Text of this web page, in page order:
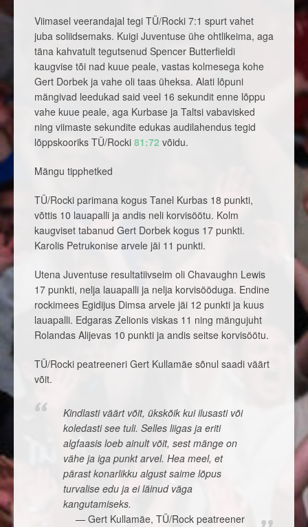
Viimasel veerandajal tegi TÜ/Rocki 7:1 spurt vahet
juba soliidsemaks. Kuigi Juventuse ühe ohtlikeima, aga
täna kahvatult tegutsenud Spencer Butterfieldi
kaugvise tõi nad kuue peale, vastas kolmesega kohe
Gert Dorbek ja vahe oli taas üheksa. Alati lõpuni
mängivad leedukad said veel 16 sekundit enne lõppu
vahe kuue peale, aga Kurbase ja Taltsi vabavisked
ning viimaste sekundite edukas audilahendus tegid
lõppskooriks TÜ/Rocki 81:72 võidu.
Mängu tipphetked
TÜ/Rocki parimana kogus Tanel Kurbas 18 punkti,
võttis 10 lauapalli ja andis neli korvisöötu. Kolm
kaugviset tabanud Gert Dorbek kogus 17 punkti.
Karolis Petrukonise arvele jäi 11 punkti.
Utena Juventuse resultatiivseim oli Chavaughn Lewis
17 punkti, nelja lauapalli ja nelja korvisööduga. Endine
rockimees Egidijus Dimsa arvele jäi 12 punkti ja kuus
lauapalli. Edgaras Zelionis viskas 11 ning mängujuht
Rolandas Alijevas 10 punkti ja andis seitse korvisöötu.
TÜ/Rocki peatreeneri Gert Kullamäe sõnul saadi väärt
võit.
Kindlasti väärt võit, ükskõik kui ilusasti või
koledasti see tuli. Selles liigas ja eriti
algfaasis loeb ainult võit, sest mänge on
vähe ja iga punkt arvel. Hea meel, et
pärast konarlikku algust saime lõpus
turvalise edu ja ei läinud väga
kangutamiseks.
Gert Kullamäe, TÜ/Rock peatreener